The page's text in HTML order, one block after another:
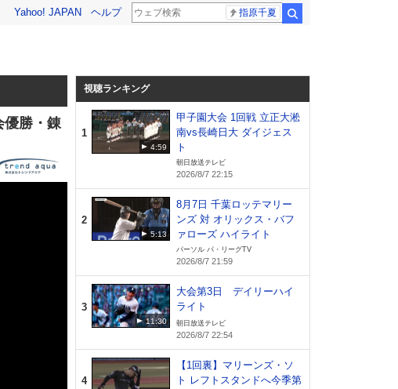
Yahoo! JAPAN ヘルプ 指原千夏
勝・錬
視聴ランキング
1
4:59
甲子園大会 1回戦 立正大淞
南vs長崎日大 ダイジェス
ト
朝日放送テレビ
2026/8/7 22:15
2
5:13
8月7日 千葉ロッテマリー
ンズ 対 オリックス・バフ
ァローズ ハイライト
パーソル パ・リーグTV
2026/8/7 21:59
3
11:30
大会第3日 デイリーハイ
ライト
朝日放送テレビ
2026/8/7 22:54
4
【1回裏】マリーンズ・ソ
ト レフトスタンドへ今季第